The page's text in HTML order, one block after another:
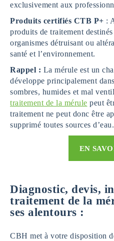
exclusivement aux
Produits certifiés CTB P+ :
produits de traitement
organismes détruisant ou
santé et l’environnement.
Rappel : La mérule est un
développe principalement
sombres, humides et mal
traitement de la mérule peut
traitement ne peut donc être
supprimé toutes sources d’eau.
EN
Diagnostic, devis,
traitement de la
ses alentours :
CBH met à votre disposition